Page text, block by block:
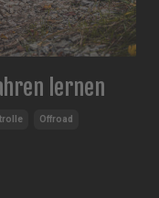
lernen
Offroad